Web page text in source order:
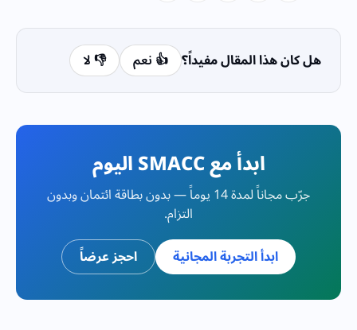
هل كان هذا المقال مفيداً؟ 👍 نعم 👎 لا
ابدأ مع SMACC اليوم
جرّب مجاناً لمدة 14 يوماً — بدون بطاقة ائتمان وبدون
التزام.
ابدأ التجربة المجانية
احجز عرضاً